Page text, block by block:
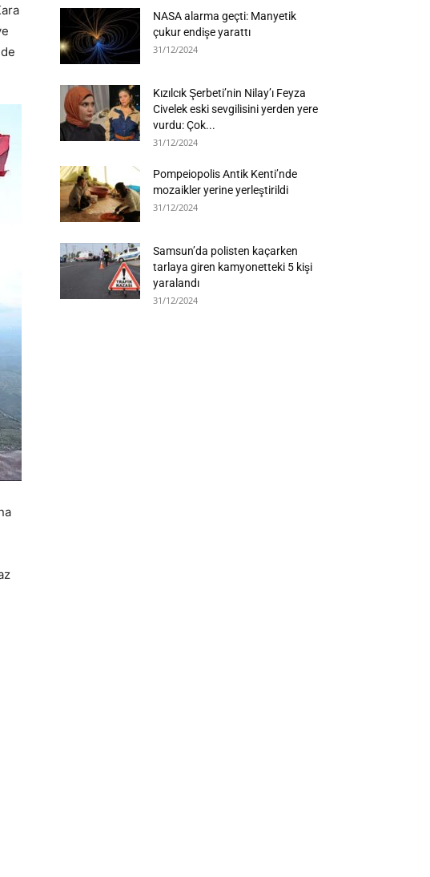
NASA alarma geçti: Manyetik
çukur endişe yarattı
31/12/2024
Kızılcık Şerbeti’nin Nilay’ı Feyza
Civelek eski sevgilisini yerden yere
vurdu: Çok...
31/12/2024
Pompeiopolis Antik Kenti’nde
mozaikler yerine yerleştirildi
31/12/2024
Samsun’da polisten kaçarken
tarlaya giren kamyonetteki 5 kişi
yaralandı
31/12/2024